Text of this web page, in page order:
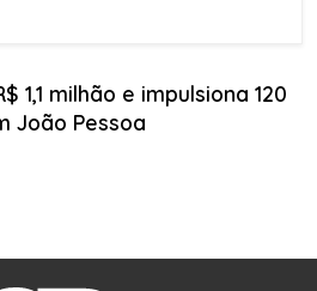
1,1 milhão e impulsiona 120
João Pessoa